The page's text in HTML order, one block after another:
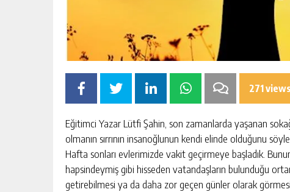
271 views
Eğitimci Yazar Lütfi Şahin, son zamanlarda yaşanan
olmanın sırrının insanoğlunun kendi elinde olduğunu
Hafta sonları evlerimizde vakit geçirmeye başladık.
hapsindeymiş gibi hisseden vatandaşların bulunduğu
getirebilmesi ya da daha zor geçen günler olarak